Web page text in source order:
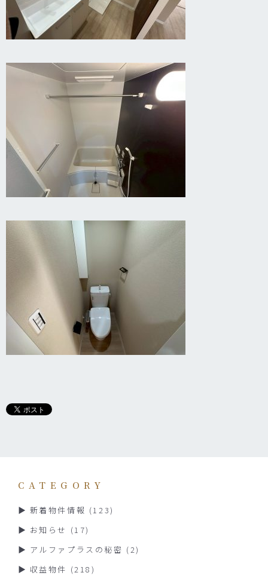
CATEGORY
新着物件情報 (123)
お知らせ (17)
アルファプラスの秘密 (2)
収益物件 (218)